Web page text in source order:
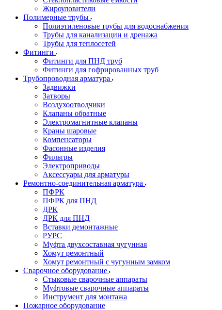
Жироуловители
Полимерные трубы
Полиэтиленовые трубы для водоснабжения
Трубы для канализации и дренажа
Трубы для теплосетей
Фитинги
Фитинги для ПНД труб
Фитинги для гофрированных труб
Трубопроводная арматура
Задвижки
Затворы
Воздухоотводчики
Клапаны обратные
Электромагнитные клапаны
Краны шаровые
Компенсаторы
Фасонные изделия
Фильтры
Электроприводы
Аксессуары для арматуры
Ремонтно-соединительная арматура
ПФРК
ПФРК для ПНД
ДРК
ДРК для ПНД
Вставки демонтажные
РУРС
Муфта двухсоставная чугунная
Хомут ремонтный
Хомут ремонтный с чугунным замком
Сварочное оборудование
Стыковые сварочные аппараты
Муфтовые сварочные аппараты
Инструмент для монтажа
Пожарное оборудование